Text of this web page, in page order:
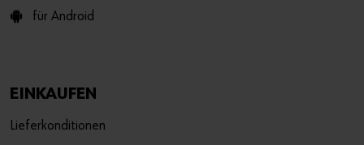
für Android
EINKAUFEN
Lieferkonditionen